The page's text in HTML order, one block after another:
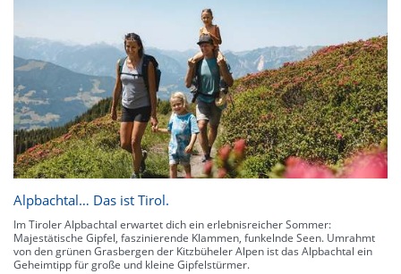
Alpbachtal… Das ist Tirol.
Im Tiroler Alpbachtal erwartet dich ein erlebnisreicher Sommer:
Majestätische Gipfel, faszinierende Klammen, funkelnde Seen. Umrahmt
von den grünen Grasbergen der Kitzbüheler Alpen ist das Alpbachtal ein
Geheimtipp für große und kleine Gipfelstürmer.